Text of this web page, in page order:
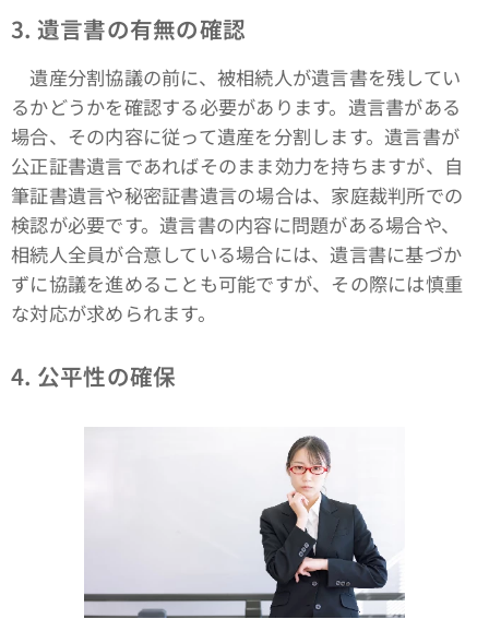
3. 遺言書の有無の確認
遺産分割協議の前に、被相続人が遺言書を残してい
るかどうかを確認する必要があります。遺言書がある
場合、その内容に従って遺産を分割します。遺言書が
公正証書遺言であればそのまま効力を持ちますが、自
筆証書遺言や秘密証書遺言の場合は、家庭裁判所での
検認が必要です。遺言書の内容に問題がある場合や、
相続人全員が合意している場合には、遺言書に基づか
ずに協議を進めることも可能ですが、その際には慎重
な対応が求められます。
4. 公平性の確保